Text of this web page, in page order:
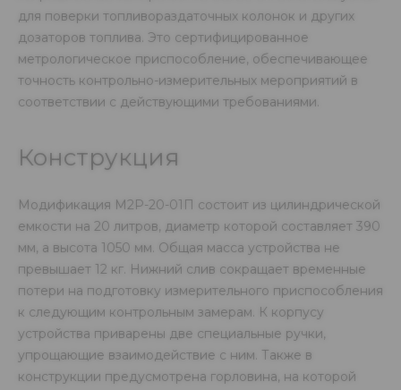
для поверки топливораздаточных колонок и других
дозаторов топлива. Это сертифицированное
метрологическое приспособление, обеспечивающее
точность контрольно-измерительных мероприятий в
соответствии с действующими требованиями.
Конструкция
Модификация М2Р-20-01П состоит из цилиндрической
емкости на 20 литров, диаметр которой составляет 390
мм, а высота 1050 мм. Общая масса устройства не
превышает 12 кг. Нижний слив сокращает временные
потери на подготовку измерительного приспособления
к следующим контрольным замерам. К корпусу
устройства приварены две специальные ручки,
упрощающие взаимодействие с ним. Также в
конструкции предусмотрена горловина, на которой